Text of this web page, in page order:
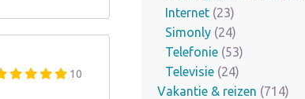
10
Internet (23)
Simonly (24)
Telefonie (53)
Televisie (24)
Vakantie & reizen (714)